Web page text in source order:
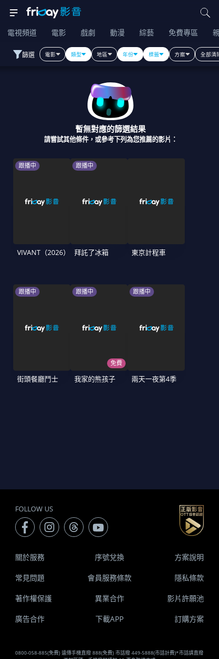
電視頻道 電影 戲劇 動漫 綜藝 免費專區
篩選 電影 類型 地區 年份 標籤 方案 全部清
暫無對應的篩選結果
請嘗試其他條件，或參考下列為您推薦的影片：
跟播中
VIVANT（2026）
跟播中
拜託了冰箱 東京計程車
跟播中
街頭餐廳鬥士
跟播中
免費
我家的熊孩子
跟播中
兩天一夜第4季
FOLLOW US
0800-058-885(免費) 遠傳手機直撥 888(免費) 市話撥 449-5888(市話計費)*市話請直撥
關於服務 序號兌換 方案說明
常見問題 會員服務條款 隱私條款
著作權保護 異業合作 影片許願池
廣告合作 下載APP 訂購方案